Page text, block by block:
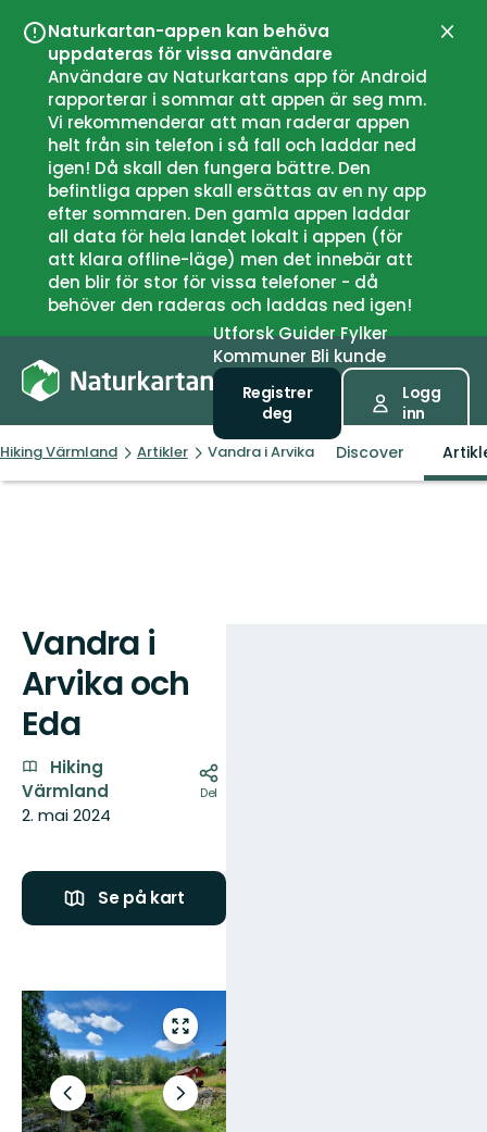
Naturkartan-appen kan behöva
uppdateras för vissa användare
Användare av Naturkartans app för Android
rapporterar i sommar att appen är seg mm.
Vi rekommenderar att man raderar appen
helt från sin telefon i så fall och laddar ned
igen! Då skall den fungera bättre. Den
befintliga appen skall ersättas av en ny app
efter sommaren. Den gamla appen laddar
all data för hela landet lokalt i appen (för
att klara offline-läge) men det innebär att
den blir för stor för vissa telefoner - då
behöver den raderas och laddas ned igen!
Lukk
UtforskGuiderFylker
Kommuner Bli kunde
Registrer
deg
Logg
inn
Hiking Värmland Artikler Vandra i Arvika och Eda
Discover
Vandra i
Arvika och
Eda
Hiking
Värmland
2. mai 2024
Del
Se på kart
Bilder
Gå
til
fullskjerm
Forrige
lysbilde
Neste
slide